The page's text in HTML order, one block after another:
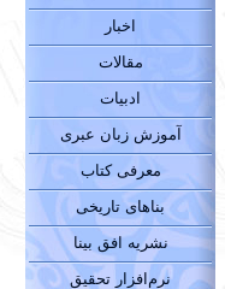
اخبار
مقالات
ادبیات
آموزش زبان عبری
معرفی کتاب
بناهای تاریخی
نشریه افق بینا
نرم‌افزار تحقیق